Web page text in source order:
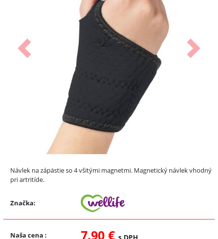
Predchádzajúci Ďalší
Návlek na zápästie so 4 všitými magnetmi. Magnetický návlek vhodný
pri artritíde.
Značka:
Naša cena : 7.90 € s DPH